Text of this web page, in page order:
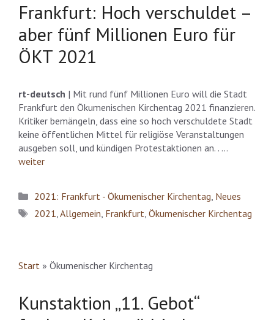
Frankfurt: Hoch verschuldet –
aber fünf Millionen Euro für
ÖKT 2021
rt-deutsch | Mit rund fünf Millionen Euro will die Stadt
Frankfurt den Ökumenischen Kirchentag 2021 finanzieren.
Kritiker bemängeln, dass eine so hoch verschuldete Stadt
keine öffentlichen Mittel für religiöse Veranstaltungen
ausgeben soll, und kündigen Protestaktionen an. . …
weiter
Kategorien
2021: Frankfurt - Ökumenischer Kirchentag, Neues
Schlagwörter
2021,Allgemein, Frankfurt, Ökumenischer Kirchentag
Start » Ökumenischer Kirchentag
Kunstaktion „11. Gebot“